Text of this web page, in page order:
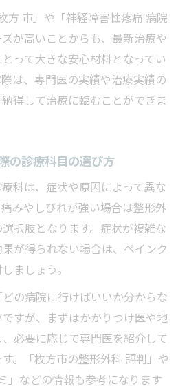
方 市」や「神経障害性疼痛 病院
が高いことからも、最新治療や
って大きな安心材料となってい
は、専門医の実績や治療実績の
得して治療に臨むことができま
の診療科目の選び方
科は、症状や原因によって異な
みやしびれが強い場合は整形外
択肢となります。症状が複雑な
が得られない場合は、ペインク
ましょう。
の病院に行けばいいか分からな
すが、まずはかかりつけ医や地
必要に応じて専門医を紹介して
。「枚方市の整形外科 評判」や
」などの情報も参考になります